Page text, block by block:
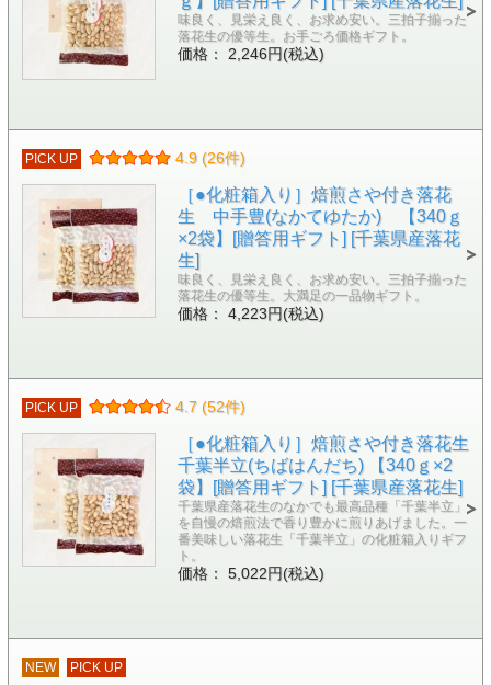
味良く、見栄え良く、お求め安い。三拍子揃った
落花生の優等生。お手ごろ価格ギフト。
価格： 2,246円(税込)
PICK UP 4.9 (26件)
［●化粧箱入り］焙煎さや付き落花
生 中手豊(なかてゆたか) 【340ｇ
×2袋】[贈答用ギフト] [千葉県産落花
生]
味良く、見栄え良く、お求め安い。三拍子揃った
落花生の優等生。大満足の一品物ギフト。
価格： 4,223円(税込)
PICK UP 4.7 (52件)
［●化粧箱入り］焙煎さや付き落花生
千葉半立(ちばはんだち) 【340ｇ×2
袋】[贈答用ギフト] [千葉県産落花生]
千葉県産落花生のなかでも最高品種「千葉半立」
を自慢の焙煎法で香り豊かに煎りあげました。一
番美味しい落花生「千葉半立」の化粧箱入りギフ
ト。
価格： 5,022円(税込)
NEW PICK UP